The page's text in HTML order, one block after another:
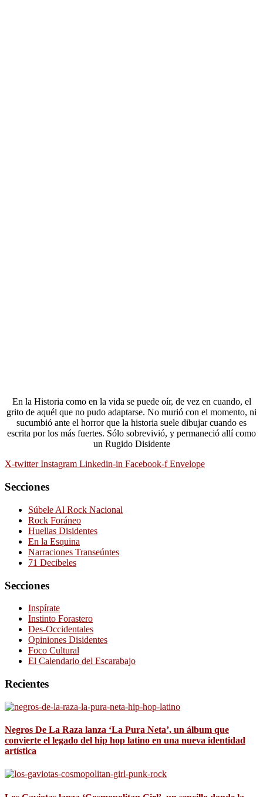
En la Historia como en la vida se puede oír, de vez en cuando, el
grito de aquél que no pudo adaptarse. No murió con el momento, ni
sucumbió ante el horror que la historia suele dibujar cuando es
escrita por los más fuertes. Sólo sobrevivió, y permaneció allí como
un Rugido Disidente
X-twitter Instagram Linkedin-in Facebook-f Envelope
Secciones
Súbele Al Rock Nacional
Rock Foráneo
Huellas Disidentes
En la Esquina
Narraciones Transeúntes
71 Decibeles
Secciones
Inspírate
Instinto Forastero
Des-Occidentales
Opiniones Disidentes
Foco Cultural
El Calendario del Escarabajo
Recientes
Negros De La Raza lanza ‘La Pura Neta’, un álbum que
convierte el legado del hip hop latino en una nueva identidad
artística